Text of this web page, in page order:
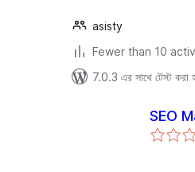
asisty
Fewer than 10
7.0.3 এর সাথে টেস্ট করা
SEO